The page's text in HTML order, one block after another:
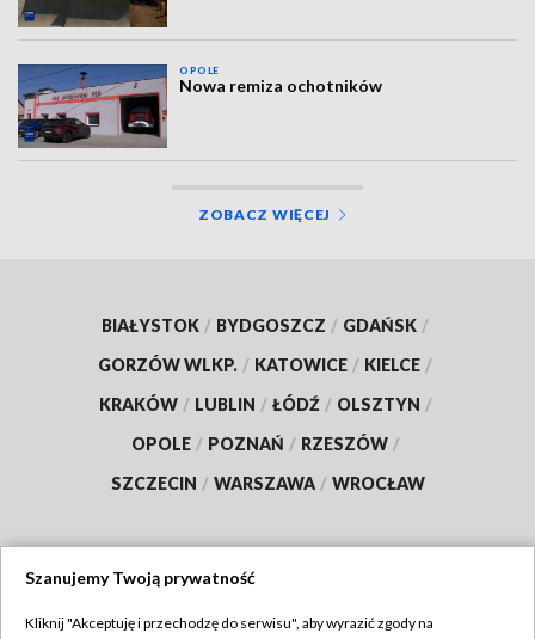
OPOLE
Nowa remiza ochotników
ZOBACZ WIĘCEJ
BIAŁYSTOK / BYDGOSZCZ / GDAŃSK /
GORZÓW WLKP. / KATOWICE / KIELCE /
KRAKÓW / LUBLIN / ŁÓDŹ / OLSZTYN /
OPOLE / POZNAŃ / RZESZÓW /
SZCZECIN / WARSZAWA / WROCŁAW
Szanujemy Twoją prywatność
Kliknij "Akceptuję i przechodzę do serwisu", aby wyrazić zgody na